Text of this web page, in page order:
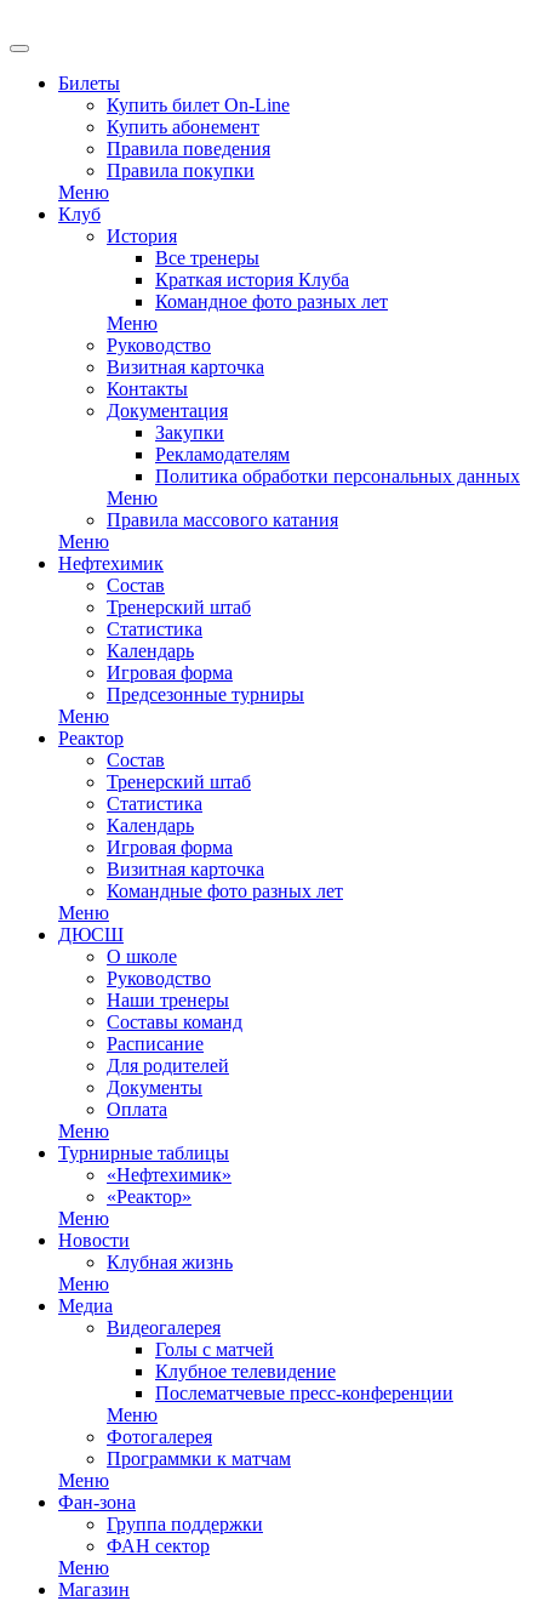
Билеты
Купить билет On-Line
Купить абонемент
Правила поведения
Правила покупки
Меню
Клуб
История
Все тренеры
Краткая история Клуба
Командное фото разных лет
Меню
Руководство
Визитная карточка
Контакты
Документация
Закупки
Рекламодателям
Политика обработки персональных данных
Меню
Правила массового катания
Меню
Нефтехимик
Состав
Тренерский штаб
Статистика
Календарь
Игровая форма
Предсезонные турниры
Меню
Реактор
Состав
Тренерский штаб
Статистика
Календарь
Игровая форма
Визитная карточка
Командные фото разных лет
Меню
ДЮСШ
О школе
Руководство
Наши тренеры
Составы команд
Расписание
Для родителей
Документы
Оплата
Меню
Турнирные таблицы
«Нефтехимик»
«Реактор»
Меню
Новости
Клубная жизнь
Меню
Медиа
Видеогалерея
Голы с матчей
Клубное телевидение
Послематчевые пресс-конференции
Меню
Фотогалерея
Программки к матчам
Меню
Фан-зона
Группа поддержки
ФАН сектор
Меню
Магазин